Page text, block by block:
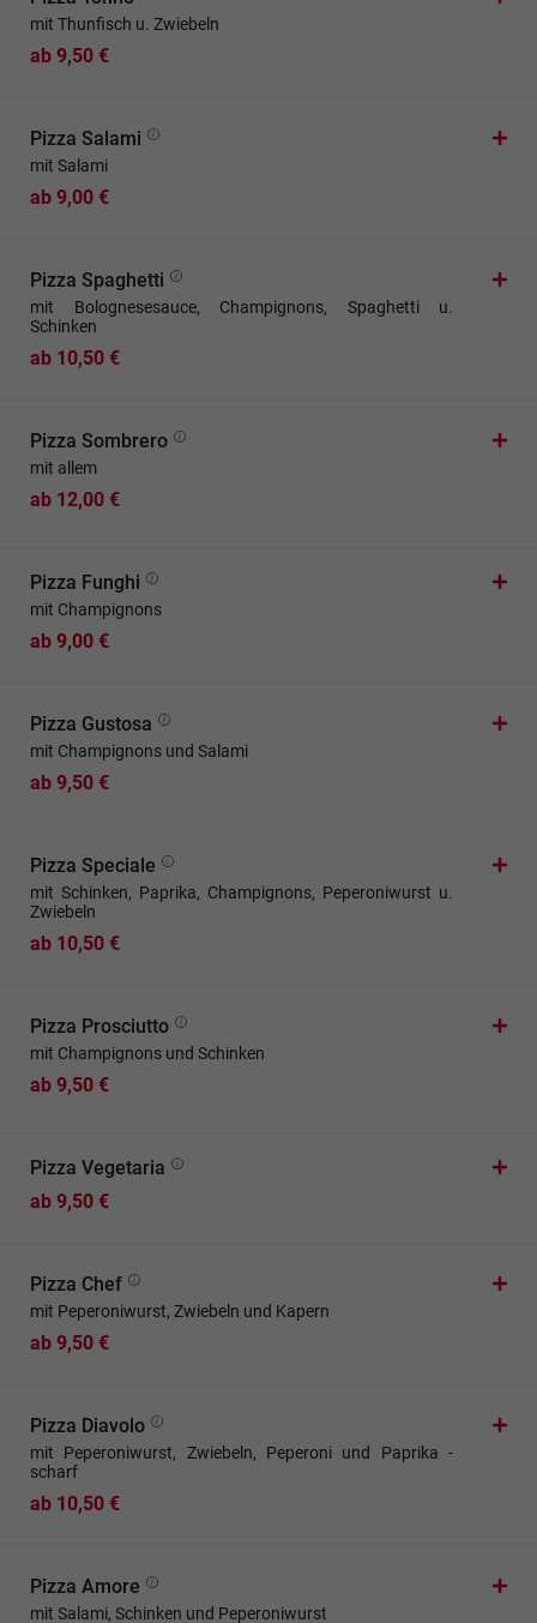
mit Thunfisch u. Zwiebeln
ab 9,50 €
Pizza Salami
mit Salami
ab 9,00 €
Pizza Spaghetti
mit Bolognesesauce, Champignons, Spaghetti u.
Schinken
ab 10,50 €
Pizza Sombrero
mit allem
ab 12,00 €
Pizza Funghi
mit Champignons
ab 9,00 €
Pizza Gustosa
mit Champignons und Salami
ab 9,50 €
Pizza Speciale
mit Schinken, Paprika, Champignons, Peperoniwurst u.
Zwiebeln
ab 10,50 €
Pizza Prosciutto
mit Champignons und Schinken
ab 9,50 €
Pizza Vegetaria
ab 9,50 €
Pizza Chef
mit Peperoniwurst, Zwiebeln und Kapern
ab 9,50 €
Pizza Diavolo
mit Peperoniwurst, Zwiebeln, Peperoni und Paprika -
scharf
ab 10,50 €
Pizza Amore
mit Salami, Schinken und Peperoniwurst